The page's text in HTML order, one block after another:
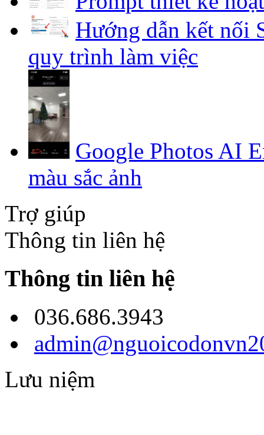
Hướng dẫn kết nối
quy trình làm việc
Google Photos AI
màu sắc ảnh
Trợ giúp
Thông tin liên hệ
Thông tin liên hệ
036.686.3943
Lưu niệm